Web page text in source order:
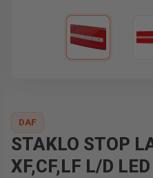
DAF
STAKLO STOP
XF,CF,LF L/D